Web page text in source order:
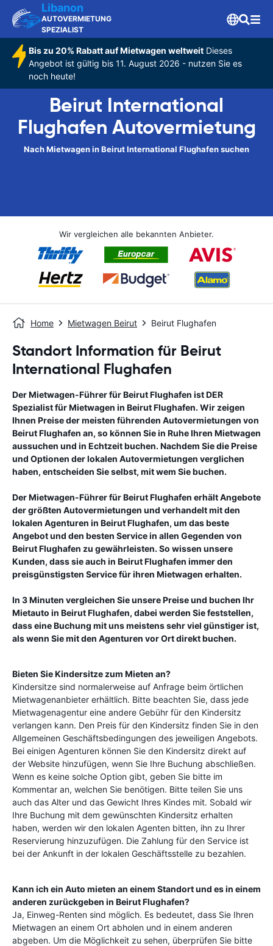
Libanon
AUTOVERMIETUNG
SPEZIALIST
Bis zu 20% Rabatt auf Mietwagen weltweitDieses
Angebot ist gültig bis 11. August 2026 - nutzen Sie es
noch heute!
Beirut International
Flughafen Autovermietung
Nach Mietwagen in Beirut International Flughafen suchen
Wir vergleichen alle bekannten Anbieter.
Home Mietwagen Beirut Beirut Flughafen
Standort Information für Beirut
International Flughafen
Der Mietwagen-Führer fürBeirut Flughafen ist DER
Spezialist für Mietwagen in Beirut Flughafen. Wir zeigen
Ihnen Preise der meisten führenden Autovermietungen von
Beirut Flughafen an, so können Sie in Ruhe Ihren Mietwagen
aussuchen und in Echtzeit buchen. Nachdem Sie die Preise
und Optionen der lokalen Autovermietungen verglichen
haben, entscheiden Sie selbst, mit wem Sie buchen.
Der Mietwagen-Führer fürBeirut Flughafen erhält Angebote
der größten Autovermietungen und verhandelt mit den
lokalen Agenturen in Beirut Flughafen, um das beste
Angebot und den besten Service in allen Gegenden von
Beirut Flughafen zu gewährleisten. So wissen unsere
Kunden, dass sie auch in Beirut Flughafen immer den
preisgünstigsten Service für ihren Mietwagen erhalten.
In 3 Minuten vergleichen Sie unsere Preise und buchen Ihr
Mietauto in Beirut Flughafen, dabei werden Sie feststellen,
dass eine Buchung mit uns meistens sehr viel günstiger ist,
als wenn Sie mit den Agenturen vor Ort direkt buchen.
Bieten Sie Kindersitze zum Mieten an?
Kindersitze sind normalerweise auf Anfrage beim örtlichen
Mietwagenanbieter erhältlich. Bitte beachten Sie, dass jede
Mietwagenagentur eine andere Gebühr für den Kindersitz
verlangen kann. Den Preis für den Kindersitz finden Sie in den
Allgemeinen Geschäftsbedingungen des jeweiligen Angebots.
Bei einigen Agenturen können Sie den Kindersitz direkt auf
der Website hinzufügen, wenn Sie Ihre Buchung abschließen.
Wenn es keine solche Option gibt, geben Sie bitte im
Kommentar an, welchen Sie benötigen. Bitte teilen Sie uns
auch das Alter und das Gewicht Ihres Kindes mit. Sobald wir
Ihre Buchung mit dem gewünschten Kindersitz erhalten
haben, werden wir den lokalen Agenten bitten, ihn zu Ihrer
Reservierung hinzuzufügen. Die Zahlung für den Service ist
bei der Ankunft in der lokalen Geschäftsstelle zu bezahlen.
Kann ich ein Auto mieten an einem Standort und es in einem
anderen zurückgeben in Beirut Flughafen?
Ja, Einweg-Renten sind möglich. Es bedeutet, dass Sie Ihren
Mietwagen an einem Ort abholen und in einem anderen
abgeben. Um die Möglichkeit zu sehen, überprüfen Sie bitte